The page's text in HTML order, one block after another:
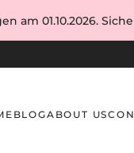
BLOGABOUT US
am 01.10.2026.